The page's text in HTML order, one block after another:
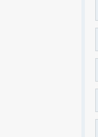
クリッ
クリッ